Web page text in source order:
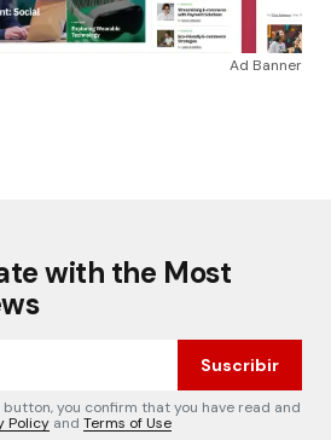
Ad Banner
with the Most
Suscribir
you confirm that you have read and
Policy and Terms of Use